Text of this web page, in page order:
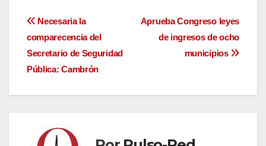
Navegación
de
entradas
Aprueba Congreso leyes
de ingresos de ocho
municipios
Necesaria la
comparecencia del
Secretario de Seguridad
Pública: Cambrón